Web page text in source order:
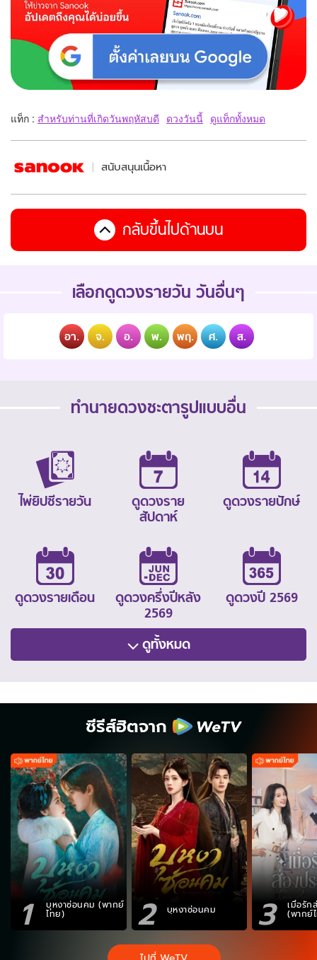
แท็ก : สำหรับท่านที่เกิดวันพฤหัสบดี ดวงวันนี้ ดูแท็กทั้งหมด
สนับสนุนเนื้อหา
กลับขึ้นไปด้านบน
เลือกดูดวงรายวัน วันอื่นๆ
อา. จ. อ. พ. พฤ. ศ. ส.
ทำนายดวงชะตารูปแบบอื่น
ไพ่ยิปซีรายวัน
ดูดวงราย
สัปดาห์
ดูดวงรายปักษ์
ดูดวงรายเดือน
ดูดวงครึ่งปีหลัง
2569
ดูดวงปี 2569
ดูทั้งหมด
ซีรีส์ฮิตจาก
1 บุหงาซ่อนคม (พากย์
ไทย) 2 บุหงาซ่อนคม 3 เมื่อรัก
(พากย์